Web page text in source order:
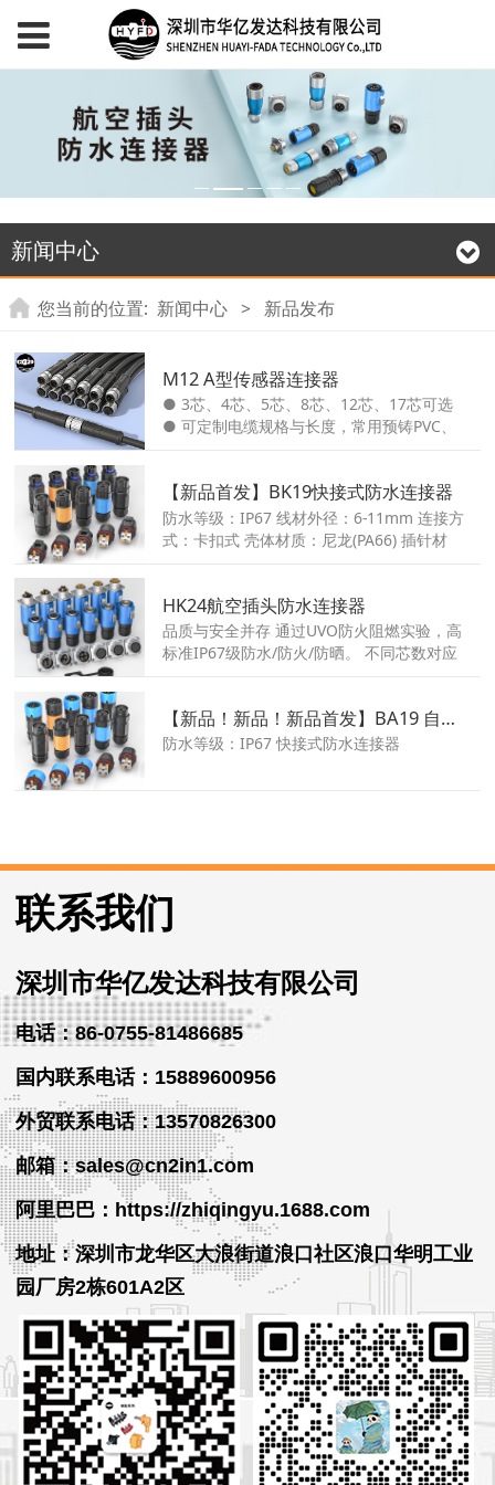
新闻中心
您当前的位置: 新闻中心 > 新品发布
M12 A型传感器连接器
● 3芯、4芯、5芯、8芯、12芯、17芯可选
● 可定制电缆规格与长度，常用预铸PVC、
油、抗水解、抗紫外线电缆材料可选 ● 额定
电压: 250V/ 63V/ 30V; ● 额定电流：4A,
2A, 1.5A ● IP67防护等级 ● 抗振松设计
【新品首发】BK19快接式防水连接器
防水等级：IP67 线材外径：6-11mm 连接方
式：卡扣式 壳体材质：尼龙(PA66) 插针材
HK24航空插头防水连接器
品质与安全并存 通过UVO防火阻燃实验，高
标准IP67级防水/防火/防晒。 不同芯数对应
【新品！新品！新品首发】BA19 自锁式防水连接器
防水等级：IP67 快接式防水连接器
联系我们
深圳市华亿发达科技有限公司
电话：86-0755-81486685
国内联系电话：15889600956
外贸联系电话：13570826300
邮箱：sales@cn2in1.com
阿里巴巴：https://zhiqingyu.1688.com
地址：深圳市龙华区大浪街道浪口社区浪口华明工业
园厂房2栋601A2区